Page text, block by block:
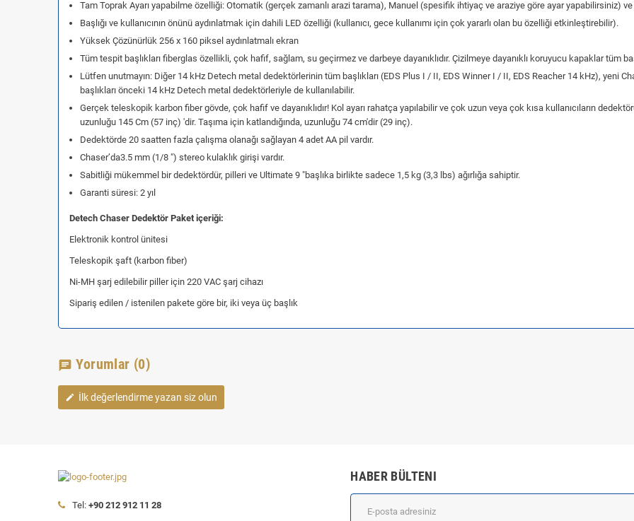
Tam Toprak Ayarı yapabilme özelliği: Otomatik (gerçek zamanlı arazi tarama), Manuel (spesifik ihtiyaç ve araziye göre ayar yapabilirsiniz)
Başlığı ve kullanıcının önünü aydınlatmak için dahili LED özelliği (kullanıcı, gece kullanımı için çok yararlı olan bu özelliği etkinleştirebilir).
Yüksek Çözünürlük 256 x 160 piksel aydınlatmalı ekran
Tüm tespit başlıkları fiberglas özellikli, çok hafif, sağlam, su geçirmez ve darbeye dayanıklıdır. Çizilmeye dayanıklı koruyucu kapaklar tüm
Lütfen unutmayın: Diğer 14 kHz Detech metal dedektörlerinin tüm başlıkları (EDS Plus I / II, EDS Winner I / II, EDS Reacher 14 kHz), yeni
başlıkları önceki 14 kHz Detech metal dedektörleriyle de kullanılabilir.
Gerçek teleskopik karbon fiber gövde, çok hafif ve dayanıklıdır! Kol ayarı rahatça yapılabilir ve çok uzun veya çok kısa kullanıcıların
uzunluğu 145 Cm (57 inç) 'dir. Taşıma için katlandığında, uzunluğu 74 cm'dir (29 inç).
Dedektörde 20 saatten fazla çalışma olanağı sağlayan 4 adet AA pil vardır.
Chaser’da3.5 mm (1/8 ") stereo kulaklık girişi vardır.
Sabitliği mükemmel bir dedektördür, pilleri ve Ultimate 9 "başlıka birlikte sadece 1,5 kg (3,3 lbs) ağırlığa sahiptir.
Garanti süresi: 2 yıl
Detech Chaser Dedektör Paket içeriği:
Elektronik kontrol ünitesi
Teleskopik şaft (karbon fiber)
Ni-MH şarj edilebilir piller için 220 VAC şarj cihazı
Sipariş edilen / istenilen pakete göre bir, iki veya üç başlık
chat Yorumlar (0)
edit İlk değerlendirme yazan siz olun
Tel: +90 212 912 11 28
HABER BÜLTENI